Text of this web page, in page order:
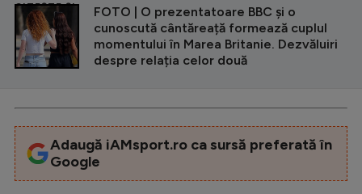
CITEȘTE ȘI
FOTO | O prezentatoare BBC și o
cunoscută cântăreață formează cuplul
momentului în Marea Britanie. Dezvăluiri
despre relația celor două
Adaugă iAMsport.ro ca sursă preferată în
Google